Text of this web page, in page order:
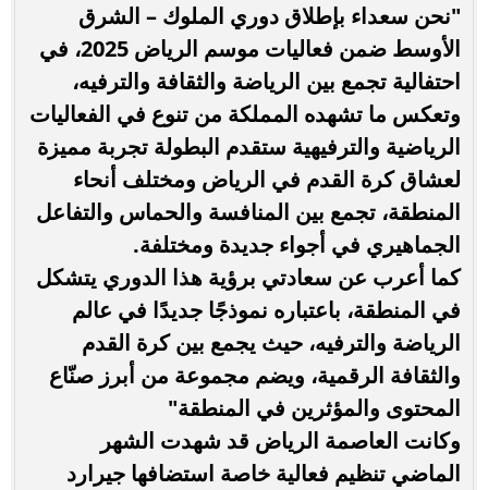
"نحن سعداء بإطلاق دوري الملوك – الشرق
الأوسط ضمن فعاليات موسم الرياض 2025، في
احتفالية تجمع بين الرياضة والثقافة والترفيه،
وتعكس ما تشهده المملكة من تنوع في الفعاليات
الرياضية والترفيهية ستقدم البطولة تجربة مميزة
لعشاق كرة القدم في الرياض ومختلف أنحاء
المنطقة، تجمع بين المنافسة والحماس والتفاعل
الجماهيري في أجواء جديدة ومختلفة.
كما أعرب عن سعادتي برؤية هذا الدوري يتشكل
في المنطقة، باعتباره نموذجًا جديدًا في عالم
الرياضة والترفيه، حيث يجمع بين كرة القدم
والثقافة الرقمية، ويضم مجموعة من أبرز صنّاع
المحتوى والمؤثرين في المنطقة"
وكانت العاصمة الرياض قد شهدت الشهر
الماضي تنظيم فعالية خاصة استضافها جيرارد